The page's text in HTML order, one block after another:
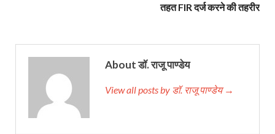
तहत FIR दर्ज करने की तहरीर
About डॉ. राजू पाण्डेय
View all posts by डॉ. राजू पाण्डेय →